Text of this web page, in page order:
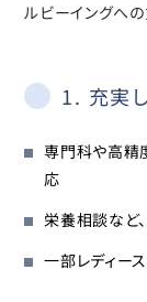
ルビーイングへ
1. 充実
専門科や高精
応
栄養相談など
一部レディー